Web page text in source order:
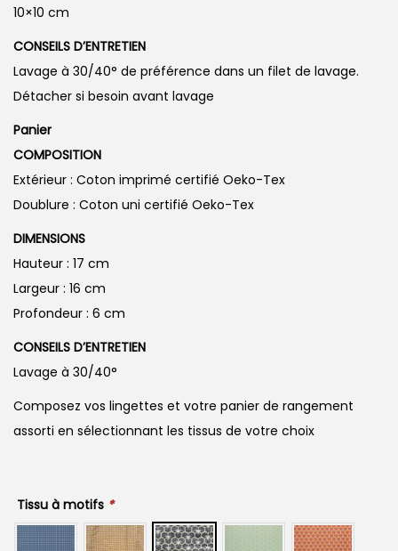
10×10 cm
CONSEILS D’ENTRETIEN
Lavage à 30/40° de préférence dans un filet de lavage.
Détacher si besoin avant lavage
Panier
COMPOSITION
Extérieur : Coton imprimé certifié Oeko-Tex
Doublure : Coton uni certifié Oeko-Tex
DIMENSIONS
Hauteur : 17 cm
Largeur : 16 cm
Profondeur : 6 cm
CONSEILS D’ENTRETIEN
Lavage à 30/40°
Composez vos lingettes et votre panier de rangement
assorti en sélectionnant les tissus de votre choix
Tissu à motifs *